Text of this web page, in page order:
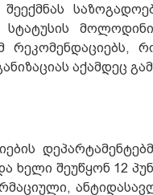
სტატუსის
რეკომენდაციებს,
აქამდეც
ხელი შეუწყონ 12